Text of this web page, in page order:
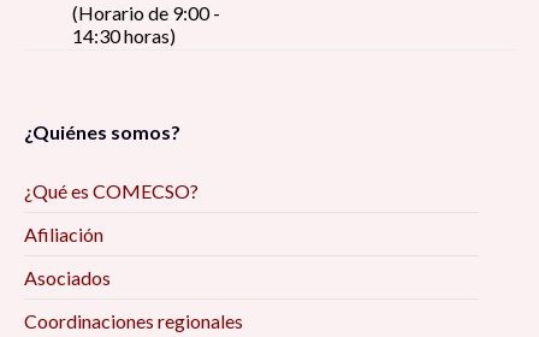
(Horario de 9:00 -
14:30 horas)
¿Quiénes somos?
¿Qué es COMECSO?
Afiliación
Asociados
Coordinaciones regionales